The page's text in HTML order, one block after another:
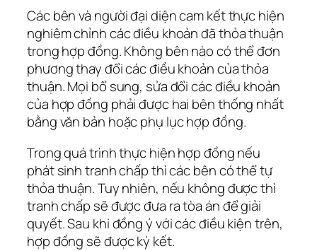
Các bên và người đại diện cam kết thực hiện
nghiêm chỉnh các điều khoản đã thỏa thuận
trong hợp đồng. Không bên nào có thể đơn
phương thay đổi các điều khoản của thỏa
thuận. Mọi bổ sung, sửa đổi các điều khoản
của hợp đồng phải được hai bên thống nhất
bằng văn bản hoặc phụ lục hợp đồng.
Trong quá trình thực hiện hợp đồng nếu
phát sinh tranh chấp thì các bên có thể tự
thỏa thuận. Tuy nhiên, nếu không được thì
tranh chấp sẽ được đưa ra tòa án để giải
quyết. Sau khi đồng ý với các điều kiện trên,
hợp đồng sẽ được ký kết.